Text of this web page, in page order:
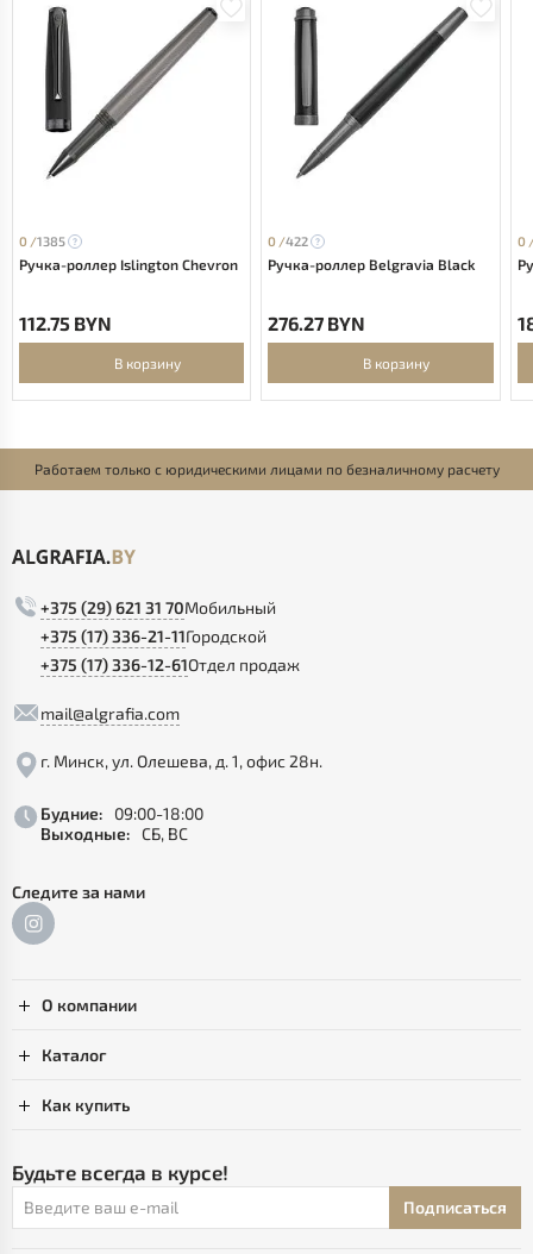
0 /1385
Ручка-роллер Islington Chevron
112.75 BYN
В корзину
0 /422
Ручка-роллер Belgravia Black
276.27 BYN
В корзину
0
Работаем только с юридическими лицами по безналичному расчету
+375 (29) 621 31 70Мобильный
+375 (17) 336-21-11Городской
+375 (17) 336-12-61Отдел продаж
mail@algrafia.com
г. Минск, ул. Олешева, д. 1, офис 28н.
Будние:
09:00-18:00
Выходные: СБ, ВС
Следите за нами
О компании
Каталог
Как купить
Будьте всегда в курсе!
Подписаться